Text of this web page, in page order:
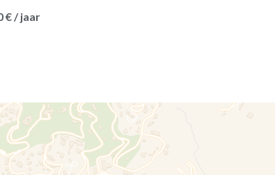
€ / jaar